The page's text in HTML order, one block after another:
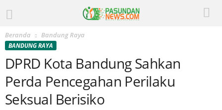
Beranda Bandung Raya
BANDUNG RAYA
DPRD Kota Bandung Sahkan
Perda Pencegahan Perilaku
Seksual Berisiko